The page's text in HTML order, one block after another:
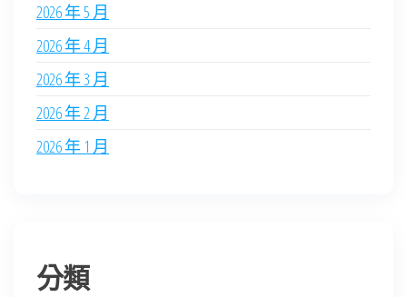
2026 年 5 月
2026 年 4 月
2026 年 3 月
2026 年 2 月
2026 年 1 月
分類